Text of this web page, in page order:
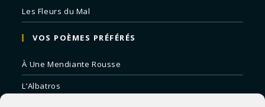
Les Fleurs du Mal
VOS POÈMES PRÉFÉRÉS
À Une Mendiante Rousse
L’Albatros